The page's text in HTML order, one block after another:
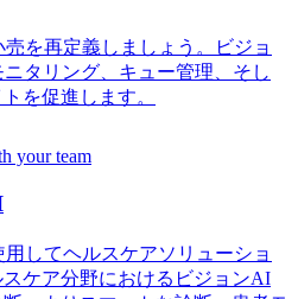
を再定義しましょう。ビジョ
タリング、キュー管理、そし
を促進します。
してヘルスケアソリューショ
ケア分野におけるビジョンAI